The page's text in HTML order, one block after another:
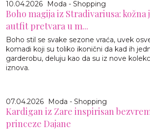
10.04.2026 Moda - Shopping
Boho magija iz Stradivariusa: kožna
autfit pretvara u m...
Boho stil se svake sezone vraća, uvek
komadi koji su toliko ikonični da kad ih
garderobu, deluju kao da su iz nove
iznova.
07.04.2026 Moda - Shopping
Kardigan iz Zare inspirisan
princeze Dajane